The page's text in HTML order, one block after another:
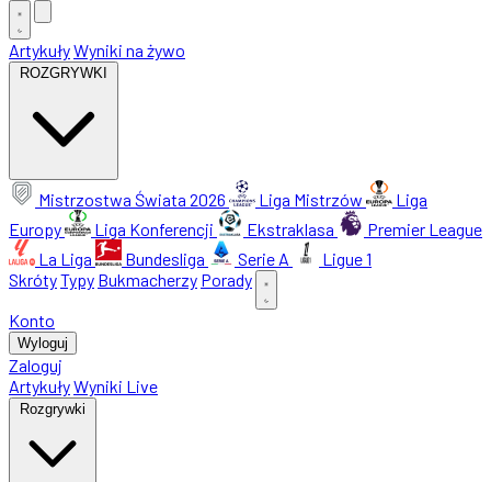
ArtykułyWyniki na żywo
ROZGRYWKI
Mistrzostwa Świata 2026 Liga Mistrzów
Liga
Europy
Liga Konferencji Ekstraklasa
Premier League
La Liga
Bundesliga Serie A
Ligue 1
SkrótyTypy Bukmacherzy Porady
Konto
Wyloguj
Zaloguj
ArtykułyWyniki Live
Rozgrywki